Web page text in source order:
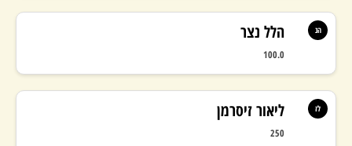
הלל נצר
100.0
הנ
ליאור זיסרמן
250
לז